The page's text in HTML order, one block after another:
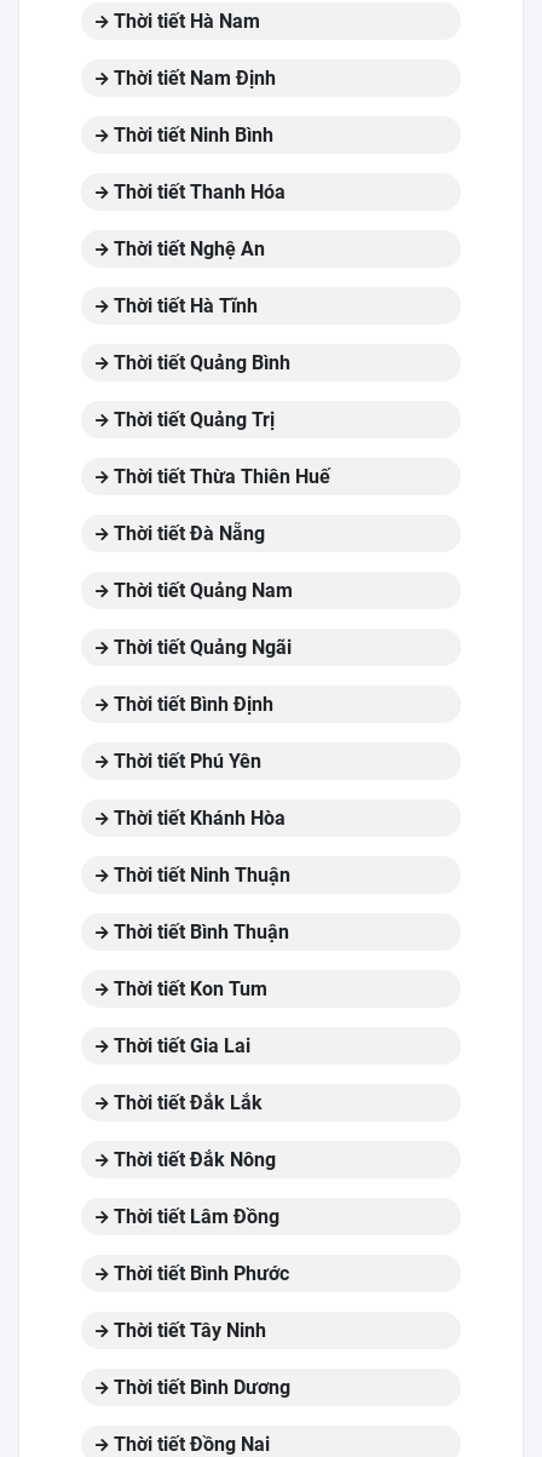
Thời tiết Hà Nam
Thời tiết Nam Định
Thời tiết Ninh Bình
Thời tiết Thanh Hóa
Thời tiết Nghệ An
Thời tiết Hà Tĩnh
Thời tiết Quảng Bình
Thời tiết Quảng Trị
Thời tiết Thừa Thiên Huế
Thời tiết Đà Nẵng
Thời tiết Quảng Nam
Thời tiết Quảng Ngãi
Thời tiết Bình Định
Thời tiết Phú Yên
Thời tiết Khánh Hòa
Thời tiết Ninh Thuận
Thời tiết Bình Thuận
Thời tiết Kon Tum
Thời tiết Gia Lai
Thời tiết Đắk Lắk
Thời tiết Đắk Nông
Thời tiết Lâm Đồng
Thời tiết Bình Phước
Thời tiết Tây Ninh
Thời tiết Bình Dương
Thời tiết Đồng Nai